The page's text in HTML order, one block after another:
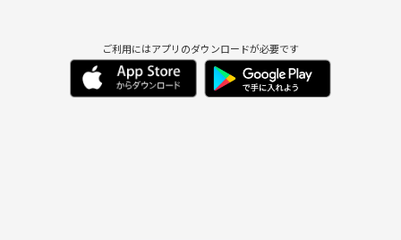
ご利用にはアプリのダウンロードが必要です